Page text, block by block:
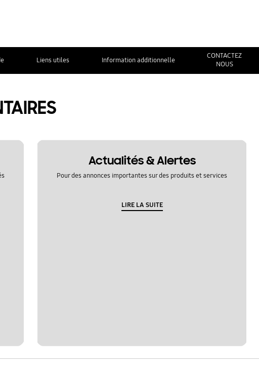
Liens utiles Information additionnelle
CONTACTEZ
NOUS
Actualités & Alertes
Pour des annonces importantes sur des produits et services
LIRE LA SUITE